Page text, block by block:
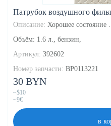
Патрубок воздушного
Описание: Хорошее состояние
Объём: 1.6 л., бензин,
Артикул: 392602
Номер запчасти: BP0113221
30 BYN
~$10
~9€
в